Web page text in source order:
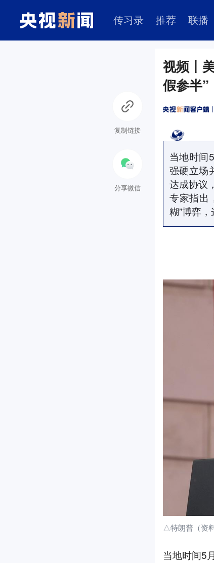
传习录 推荐 联播
视频丨
假参半”
当地时间
强硬立场
达成协议
专家指出
糊”博弈
△特朗普（资料
当地时间5
复制链接
分享微信